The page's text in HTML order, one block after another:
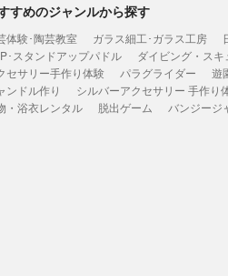
すめのジャンルから探す
体験･陶芸教室 ガラス細工･ガラス工房
･スタンドアップパドル
ダイビング・ス
セサリー手作り体験
パラグライダー 遊
ンドル作り
シルバーアクセサリー 手作り
・浴衣レンタル
脱出ゲーム バンジージ